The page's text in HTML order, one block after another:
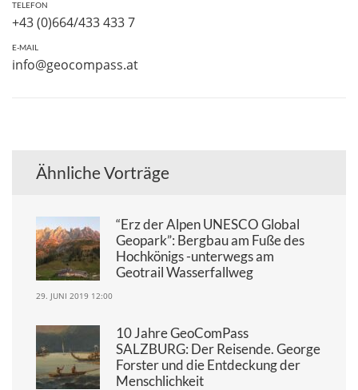
TELEFON
+43 (0)664/433 433 7
E-MAIL
info@geocompass.at
Ähnliche Vorträge
“Erz der Alpen UNESCO Global
Geopark”: Bergbau am Fuße des
Hochkönigs -unterwegs am
Geotrail Wasserfallweg
29. JUNI 2019 12:00
10 Jahre GeoComPass
SALZBURG: Der Reisende. George
Forster und die Entdeckung der
Menschlichkeit